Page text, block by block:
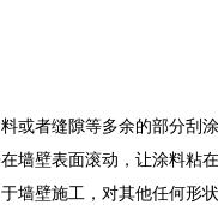
或者缝隙等多余的部分刮涂
墙壁表面滚动，让涂料粘在
墙壁施工，对其他任何形